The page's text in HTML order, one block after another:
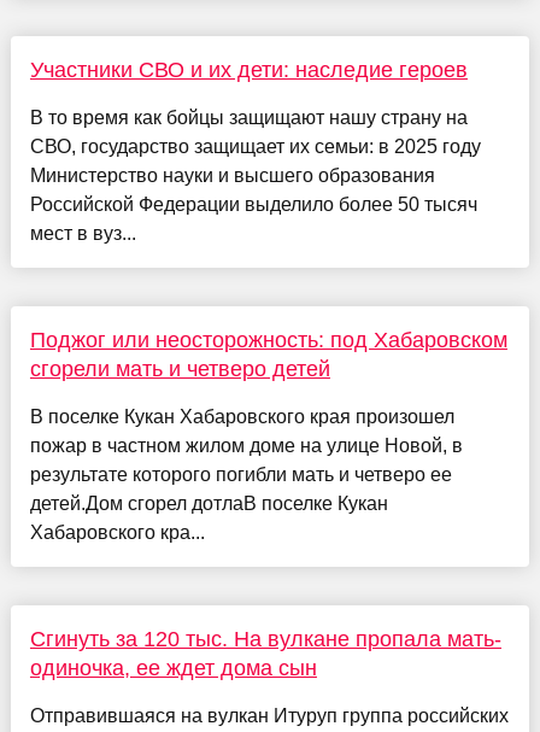
Участники СВО и их дети: наследие героев
В то время как бойцы защищают нашу страну на
СВО, государство защищает их семьи: в 2025 году
Министерство науки и высшего образования
Российской Федерации выделило более 50 тысяч
мест в вуз...
Поджог или неосторожность: под Хабаровском
сгорели мать и четверо детей
В поселке Кукан Хабаровского края произошел
пожар в частном жилом доме на улице Новой, в
результате которого погибли мать и четверо ее
детей.Дом сгорел дотлаВ поселке Кукан
Хабаровского кра...
Сгинуть за 120 тыс. На вулкане пропала мать-
одиночка, ее ждет дома сын
Отправившаяся на вулкан Итуруп группа российских